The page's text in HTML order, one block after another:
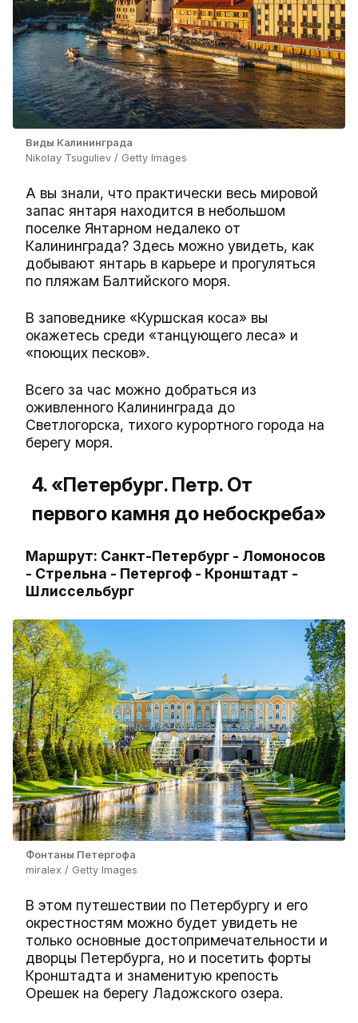
Виды Калининграда
Nikolay Tsuguliev / Getty Images
А вы знали, что практически весь мировой
запас янтаря находится в небольшом
поселке Янтарном недалеко от
Калининграда? Здесь можно увидеть, как
добывают янтарь в карьере и прогуляться
по пляжам Балтийского моря.
В заповеднике «Куршская коса» вы
окажетесь среди «танцующего леса» и
«поющих песков».
Всего за час можно добраться из
оживленного Калининграда до
Светлогорска, тихого курортного города на
берегу моря.
4. «Петербург. Петр. От
первого камня до небоскреба»
Маршрут: Санкт-Петербург - Ломоносов
- Стрельна - Петергоф - Кронштадт -
Шлиссельбург
Фонтаны Петергофа
miralex / Getty Images
В этом путешествии по Петербургу и его
окрестностям можно будет увидеть не
только основные достопримечательности и
дворцы Петербурга, но и посетить форты
Кронштадта и знаменитую крепость
Орешек на берегу Ладожского озера.